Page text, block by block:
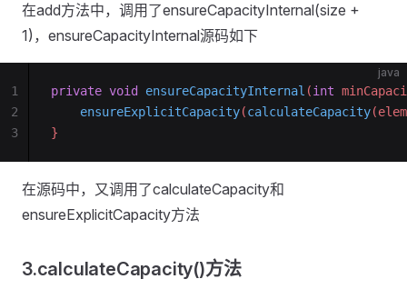
在add方法中，调用了ensureCapacityInternal(size +
1)，ensureCapacityInternal源码如下
java
private void ensureCapacityInternal (int
    ensureExplicitCapacity
(calculateCapacity
}
1
2
3
在源码中，又调用了calculateCapacity和
ensureExplicitCapacity方法
3.calculateCapacity()方法